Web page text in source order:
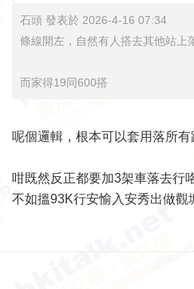
石頭 發表於 2026-4-16 07:34
條線開左，自然有人搭去其他站上
而家得19同600搭
呢個邏輯，根本可以套用落所有
咁既然反正都要加3架車落去行
不如搵93K行安愉入安秀出做觀